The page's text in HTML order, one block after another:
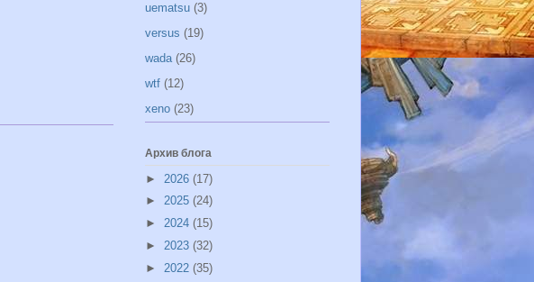
uematsu (3)
versus (19)
wada (26)
wtf (12)
xeno (23)
Архив блога
► 2026 (17)
► 2025 (24)
► 2024 (15)
► 2023 (32)
► 2022 (35)